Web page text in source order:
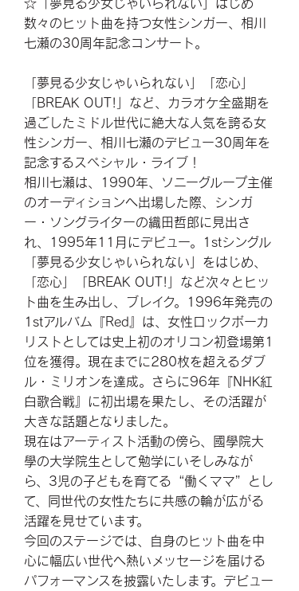
数々のヒット曲を持つ女性シンガー、相川
七瀬の30周年記念コンサート。
「夢見る少女じゃいられない」「恋心」
「BREAK OUT!」など、カラオケ全盛期を
過ごしたミドル世代に絶大な人気を誇る女
性シンガー、相川七瀬のデビュー30周年を
記念するスペシャル・ライブ！
相川七瀬は、1990年、ソニーグループ主催
のオーディションへ出場した際、シンガ
ー・ソングライターの織田哲郎に見出さ
れ、1995年11月にデビュー。1stシングル
「夢見る少女じゃいられない」をはじめ、
「恋心」「BREAK OUT!」など次々とヒッ
ト曲を生み出し、ブレイク。1996年発売の
1stアルバム『Red』は、女性ロックボーカ
リストとしては史上初のオリコン初登場第1
位を獲得。現在までに280枚を超えるダブ
ル・ミリオンを達成。さらに96年『NHK紅
白歌合戦』に初出場を果たし、その活躍が
大きな話題となりました。
現在はアーティスト活動の傍ら、國學院大
學の大学院生として勉学にいそしみなが
ら、3児の子どもを育てる“働くママ”とし
て、同世代の女性たちに共感の輪が広がる
活躍を見せています。
今回のステージでは、自身のヒット曲を中
心に幅広い世代へ熱いメッセージを届ける
パフォーマンスを披露いたします。デビュー